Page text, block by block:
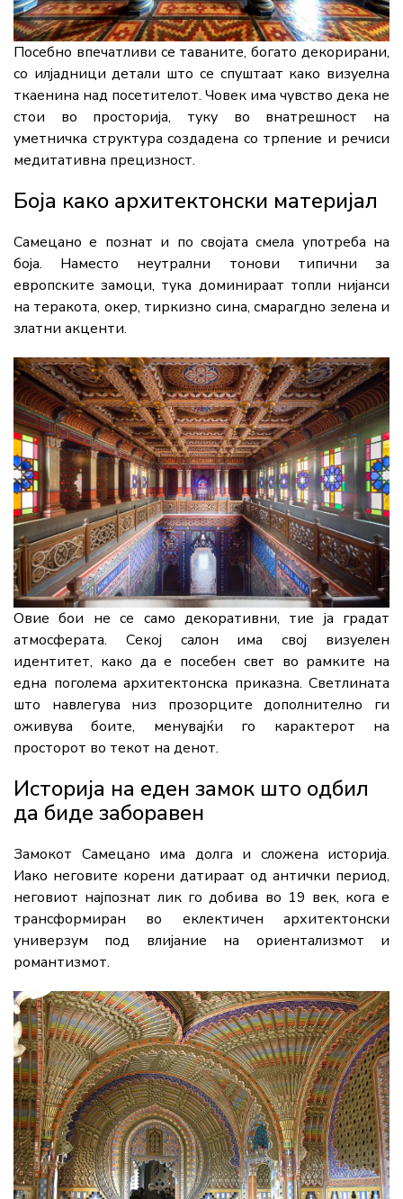
Посебно впечатливи се таваните, богато декорирани,
со илјадници детали што се спуштаат како визуелна
ткаенина над посетителот. Човек има чувство дека не
стои во просторија, туку во внатрешност на
уметничка структура создадена со трпение и речиси
медитативна прецизност.
Боја како архитектонски материјал
Самецано е познат и по својата смела употреба на
боја. Наместо неутрални тонови типични за
европските замоци, тука доминираат топли нијанси
на теракота, окер, тиркизно сина, смарагдно зелена и
златни акценти.
Овие бои не се само декоративни, тие ја градат
атмосферата. Секој салон има свој визуелен
идентитет, како да е посебен свет во рамките на
една поголема архитектонска приказна. Светлината
што навлегува низ прозорците дополнително ги
оживува боите, менувајќи го карактерот на
просторот во текот на денот.
Историја на еден замок што одбил
да биде заборавен
Замокот Самецано има долга и сложена историја.
Иако неговите корени датираат од антички период,
неговиот најпознат лик го добива во 19 век, кога е
трансформиран во еклектичен архитектонски
универзум под влијание на ориентализмот и
романтизмот.